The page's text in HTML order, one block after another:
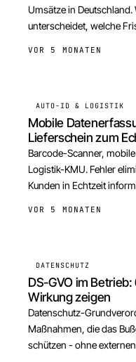
Umsätze in Deutschland.
unterscheidet, welche
VOR 5 MONATEN
AUTO-ID & LOGISTIK
Mobile
Lieferschein zum
Barcode-Scanner,
Logistik-KMU. Fehler
Kunden in Echtzeit
VOR 5 MONATEN
DATENSCHUTZ
DS-GVO im
Wirkung zeigen
Datenschutz-
Maßnahmen, die das
schützen - ohne